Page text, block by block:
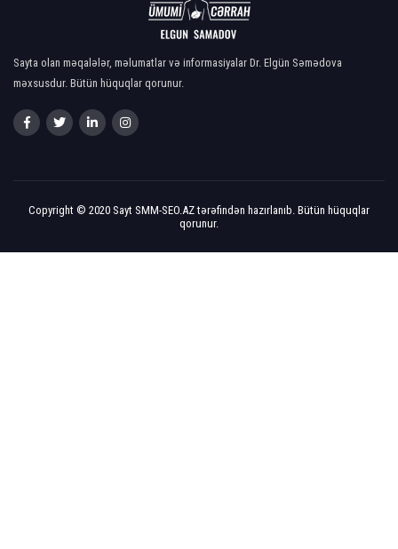
Sayta olan məqalələr, məlumatlar və informasiyalar Dr. Elgün Səmədova
məxsusdur. Bütün hüquqlar qorunur.
Copyright © 2020 Sayt SMM-SEO.AZtərəfindən hazırlanıb. Bütün hüquqlar
qorunur.